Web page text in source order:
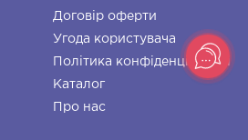
Договір оферти
Угода користувача
Політика конфіденційності
Каталог
Про нас